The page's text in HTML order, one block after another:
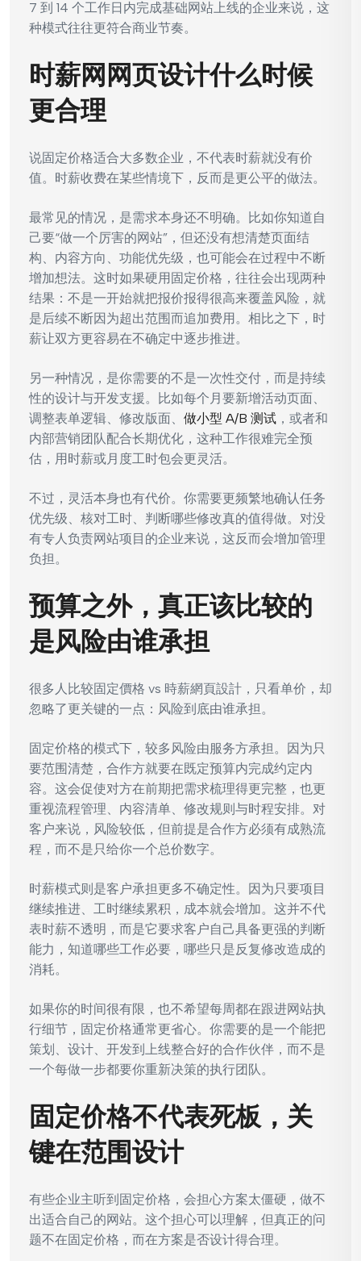
7 到 14 个工作日内完成基础网站上线的企业来说，这
种模式往往更符合商业节奏。
时薪网网页设计什么时候
更合理
说固定价格适合大多数企业，不代表时薪就没有价
值。时薪收费在某些情境下，反而是更公平的做法。
最常见的情况，是需求本身还不明确。比如你知道自
己要“做一个厉害的网站”，但还没有想清楚页面结
构、内容方向、功能优先级，也可能会在过程中不断
增加想法。这时如果硬用固定价格，往往会出现两种
结果：不是一开始就把报价报得很高来覆盖风险，就
是后续不断因为超出范围而追加费用。相比之下，时
薪让双方更容易在不确定中逐步推进。
另一种情况，是你需要的不是一次性交付，而是持续
性的设计与开发支援。比如每个月要新增活动页面、
调整表单逻辑、修改版面、 做小型 A/B 测试 ，或者和
内部营销团队配合长期优化，这种工作很难完全预
估，用时薪或月度工时包会更灵活。
不过，灵活本身也有代价。你需要更频繁地确认任务
优先级、核对工时、判断哪些修改真的值得做。对没
有专人负责网站项目的企业来说，这反而会增加管理
负担。
预算之外，真正该比较的
是风险由谁承担
很多人比较固定價格 vs 時薪網頁設計，只看单价，却
忽略了更关键的一点：风险到底由谁承担。
固定价格的模式下，较多风险由服务方承担。因为只
要范围清楚，合作方就要在既定预算内完成约定内
容。这会促使对方在前期把需求梳理得更完整，也更
重视流程管理、内容清单、修改规则与时程安排。对
客户来说，风险较低，但前提是合作方必须有成熟流
程，而不是只给你一个总价数字。
时薪模式则是客户承担更多不确定性。因为只要项目
继续推进、工时继续累积，成本就会增加。这并不代
表时薪不透明，而是它要求客户自己具备更强的判断
能力，知道哪些工作必要，哪些只是反复修改造成的
消耗。
如果你的时间很有限，也不希望每周都在跟进网站执
行细节，固定价格通常更省心。你需要的是一个能把
策划、设计、开发到上线整合好的合作伙伴，而不是
一个每做一步都要你重新决策的执行团队。
固定价格不代表死板，关
键在范围设计
有些企业主听到固定价格，会担心方案太僵硬，做不
出适合自己的网站。这个担心可以理解，但真正的问
题不在固定价格，而在方案是否设计得合理。